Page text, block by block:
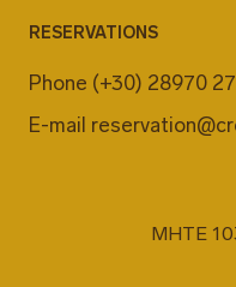
RESERVATIONS
Phone (+30) 28970
E-mail
MHTE